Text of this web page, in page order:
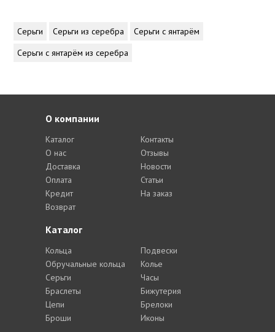
Серьги Серьги из серебра
Серьги с янтарём
Серьги с янтарём из серебра
Каталог
Кольца
Обручальные кольца
Серьги
Браслеты
Цепи
Броши
Подвески
Колье
Часы
Бижутерия
Брелоки
Иконы
О компании
Каталог
О нас
Доставка
Оплата
Кредит
Возврат
Контакты
Отзывы
Новости
Статьи
На заказ